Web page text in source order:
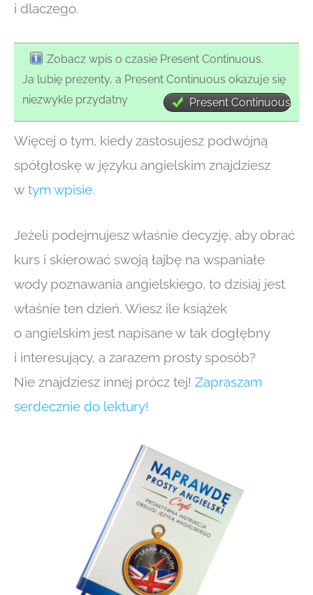
i dlaczego.
Zobacz wpis o czasie Present Continuous.
Ja lubię prezenty, a Present Continuous okazuje się
niezwykle przydatny
Present Continuous
Więcej o tym, kiedy zastosujesz podwójną
spółgłoskę w języku angielskim znajdziesz
w tym wpisie.
Jeżeli podejmujesz właśnie decyzję, aby obrać
kurs i skierować swoją łajbę na wspaniałe
wody poznawania angielskiego, to dzisiaj jest
właśnie ten dzień. Wiesz ile książek
o angielskim jest napisane w tak dogłębny
i interesujący, a zarazem prosty sposób?
Nie znajdziesz innej prócz tej! Zapraszam
serdecznie do lektury!